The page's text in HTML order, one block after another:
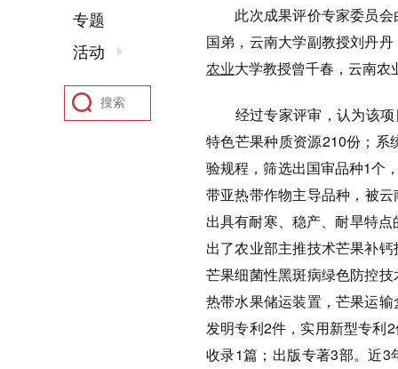
此次成果评价专家委员会
国弟，云南大学副教授刘丹
农业大学教授曾千春，云南
经过专家评审，认为该项
特色芒果种质资源210份；系
验规程，筛选出国审品种1个
带亚热带作物主导品种，被
出具有耐寒、稳产、耐旱特
出了农业部主推技术芒果补
芒果细菌性黑斑病绿色防控
热带水果储运装置，芒果运
发明专利2件，实用新型专利
收录1篇；出版专著3部。近3
专题
活动